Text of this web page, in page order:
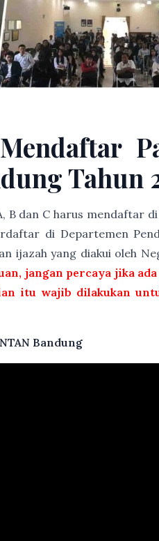
Tahun
B dan C harus mendaftar
di Departemen
ijazah yang diakui oleh
jangan percaya jika
itu wajib dilakukan
Bandung